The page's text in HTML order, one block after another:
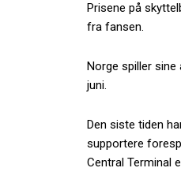
Prisene på
fra fansen.
Norge spiller
juni.
Den siste tiden
supportere
Central Terminal